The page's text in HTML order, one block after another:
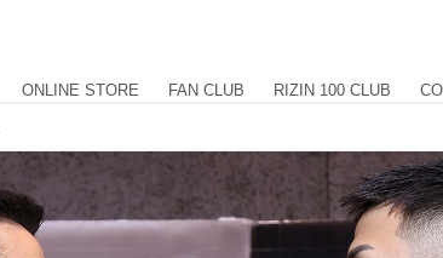
ONLINE STORE FAN CLUB RIZIN 100 CLUB